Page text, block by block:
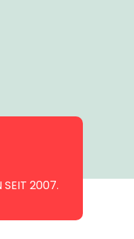
SEIT 2007.